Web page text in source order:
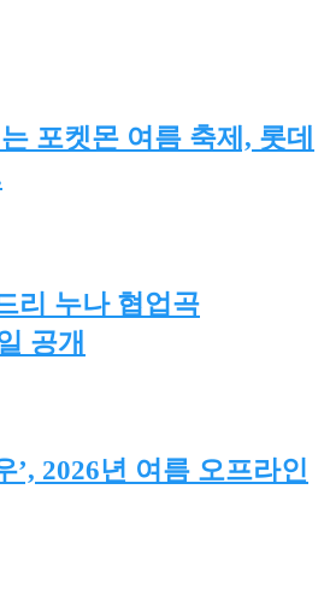
포켓몬 여름 축제, 롯데
리 누나 협업곡
공개
’, 2026년 여름 오프라인